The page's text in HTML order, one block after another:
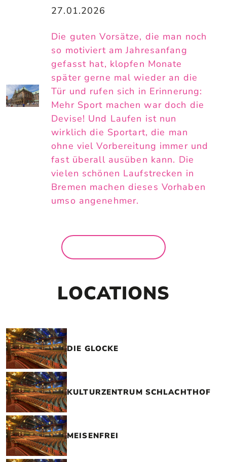
27.01.2026
Die guten Vorsätze, die man noch
so motiviert am Jahresanfang
gefasst hat, klopfen Monate
später gerne mal wieder an die
Tür und rufen sich in Erinnerung:
Mehr Sport machen war doch die
Devise! Und Laufen ist nun
wirklich die Sportart, die man
ohne viel Vorbereitung immer und
fast überall ausüben kann. Die
vielen schönen Laufstrecken in
Bremen machen dieses Vorhaben
umso angenehmer.
LOCATIONS
DIE GLOCKE
KULTURZENTRUM SCHLACHTHOF
MEISENFREI